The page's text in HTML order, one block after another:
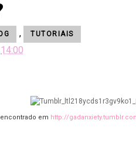
, TUTORIAIS
14:00
encontrado em http://